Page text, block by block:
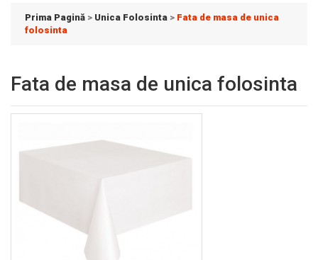
Prima Pagină > Unica Folosinta > Fata de masa de unica
folosinta
Fata de masa de unica folosinta